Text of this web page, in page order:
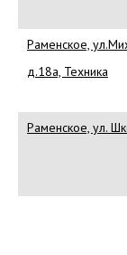
Раменское,
д.18а, Техника
Раменское, ул.